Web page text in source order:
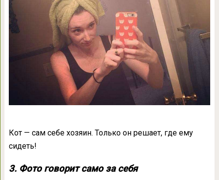
Кот — сам себе хозяин. Только он решает, где ему
сидеть!
3. Фото говорит само за себя